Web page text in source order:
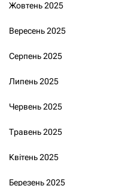
Жовтень 2025
Вересень 2025
Серпень 2025
Липень 2025
Червень 2025
Травень 2025
Квітень 2025
Березень 2025